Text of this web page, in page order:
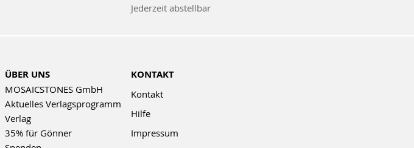
Newsletter:
Jederzeit abstellbar
ÜBER UNS
MOSAICSTONES GmbH
Aktuelles Verlagsprogramm
Verlag
35% für Gönner
KONTAKT
Kontakt
Hilfe
Impressum